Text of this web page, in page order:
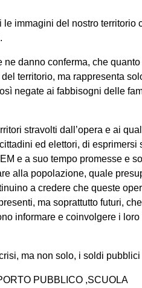
immagini del nostro territorio
ne danno conferma, che
territorio, ma rappresenta
negate ai fabbisogni delle
stravolti dall’opera e ai
ed elettori, di
e a suo tempo promesse e
alla popolazione, quale
a credere che queste
ma soprattutto futuri,
informare e coinvolgere i
ma non solo, i soldi
PUBBLICO ,SCUOLA